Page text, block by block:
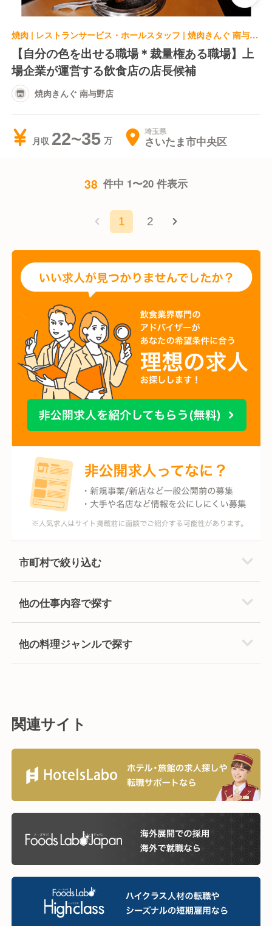
焼肉 | レストランサービス・ホールスタッフ | 焼肉きんぐ 南与野店
【自分の色を出せる職場＊裁量権ある職場】上
場企業が運営する飲食店の店長候補
焼肉きんぐ 南与野店
月収 22~35 埼玉県
さいたま市中央区
38 件中 1〜20 件表示
1 2
市町村で絞り込む
他の仕事内容で探す
他の料理ジャンルで探す
関連サイト